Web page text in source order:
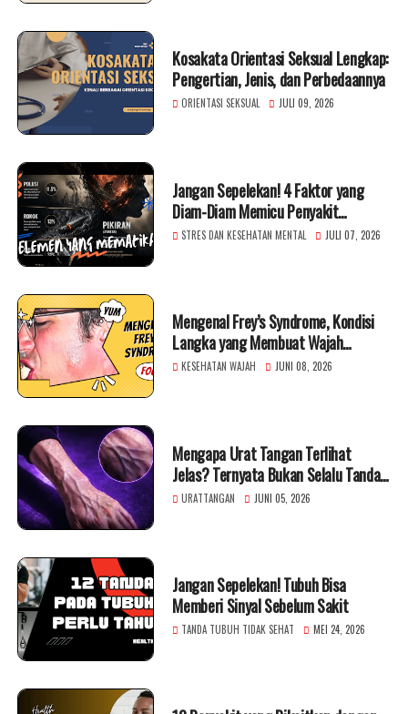
Kosakata Orientasi Seksual Lengkap:
Pengertian, Jenis, dan Perbedaannya
ORIENTASI SEKSUAL JULI 09, 2026
Jangan Sepelekan! 4 Faktor yang
Diam-Diam Memicu Penyakit
Mematikan
STRES DAN KESEHATAN MENTAL JULI 07, 2026
Mengenal Frey’s Syndrome, Kondisi
Langka yang Membuat Wajah
Berkeringat Saat Makan
KESEHATAN WAJAH JUNI 08, 2026
Mengapa Urat Tangan Terlihat
Jelas? Ternyata Bukan Selalu Tanda
Penuaan
URATTANGAN JUNI 05, 2026
Jangan Sepelekan! Tubuh Bisa
Memberi Sinyal Sebelum Sakit
TANDA TUBUH TIDAK SEHAT MEI 24, 2026